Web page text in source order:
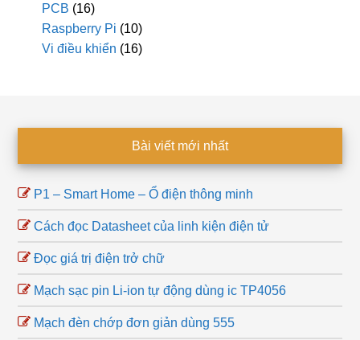
PCB (16)
Raspberry Pi (10)
Vi điều khiển (16)
Bài viết mới nhất
P1 – Smart Home – Ổ điện thông minh
Cách đọc Datasheet của linh kiện điện tử
Đọc giá trị điện trở chữ
Mạch sạc pin Li-ion tự động dùng ic TP4056
Mạch đèn chớp đơn giản dùng 555